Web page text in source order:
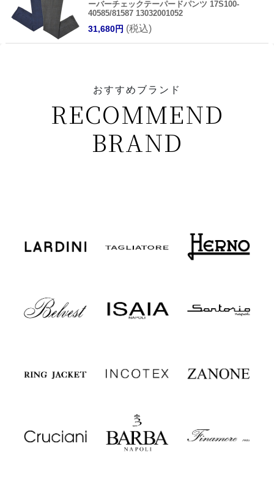
ーバーチェックテーパードパンツ 17S100-
40585/81587 13032001052
31,680円 (税込)
おすすめブランド
RECOMMEND
BRAND